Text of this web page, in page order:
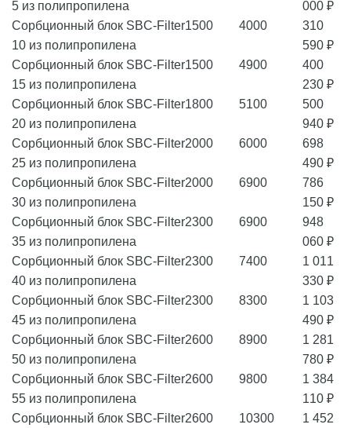
5 из полипропилена
000 ₽
Сорбционный блок SBC-Filter
10 из полипропилена
1500 4000
310
590 ₽
Сорбционный блок SBC-Filter
15 из полипропилена
1500 4900
400
230 ₽
Сорбционный блок SBC-Filter
20 из полипропилена
1800 5100
500
940 ₽
Сорбционный блок SBC-Filter
25 из полипропилена
2000 6000
698
490 ₽
Сорбционный блок SBC-Filter
30 из полипропилена
2000 6900
786
150 ₽
Сорбционный блок SBC-Filter
35 из полипропилена
2300 6900
948
060 ₽
Сорбционный блок SBC-Filter
40 из полипропилена
2300 7400
1 011
330 ₽
Сорбционный блок SBC-Filter
45 из полипропилена
2300 8300
1 103
490 ₽
Сорбционный блок SBC-Filter
50 из полипропилена
2600 8900
1 281
780 ₽
Сорбционный блок SBC-Filter
55 из полипропилена
2600 9800
1 384
110 ₽
Сорбционный блок SBC-Filter2600 10300
1 452